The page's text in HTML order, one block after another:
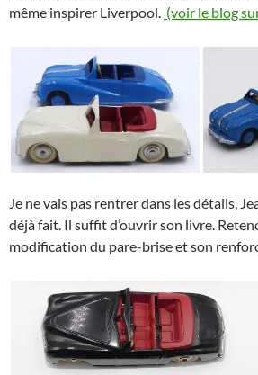
même inspirer Liverpool. (voir le blog
Je ne vais pas rentrer dans les détails,
déjà fait. Il suffit d’ouvrir son livre.
modification du pare-brise et son